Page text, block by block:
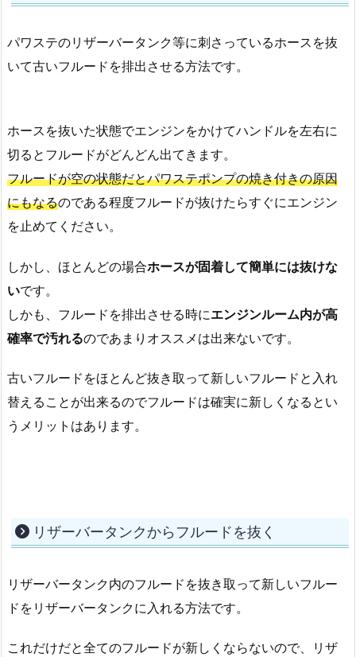
パワステのリザーバータンク等に刺さっているホースを抜
いて古いフルードを排出させる方法です。
ホースを抜いた状態でエンジンをかけてハンドルを左右に
切るとフルードがどんどん出てきます。
フルードが空の状態だとパワステポンプの焼き付きの原因
にもなるのである程度フルードが抜けたらすぐにエンジン
を止めてください。
しかし、ほとんどの場合ホースが固着して簡単には抜けな
いです。
しかも、フルードを排出させる時にエンジンルーム内が高
確率で汚れるのであまりオススメは出来ないです。
古いフルードをほとんど抜き取って新しいフルードと入れ
替えることが出来るのでフルードは確実に新しくなるとい
うメリットはあります。
リザーバータンクからフルードを抜く
リザーバータンク内のフルードを抜き取って新しいフルー
ドをリザーバータンクに入れる方法です。
これだけだと全てのフルードが新しくならないので、リザ